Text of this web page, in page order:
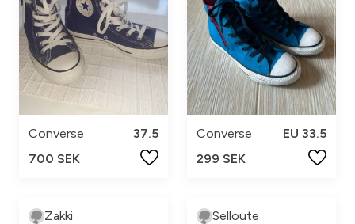
Converse
37.5
700 SEK
Converse
EU 33.5
299 SEK
Zakki Selloute